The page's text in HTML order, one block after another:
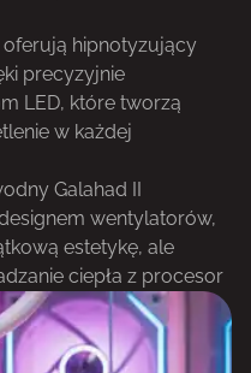
hipnotyzujący
precyzyjnie
LED, które tworzą
w każdej
Galahad II
wentylatorów,
estetykę, ale
ciepła z procesor